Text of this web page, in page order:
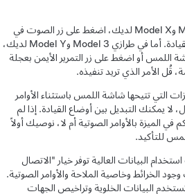
لبدء أمر صوتي في طرازي Model S وModel X لديك، اضغط على زر الصوت في
الجانب الأيمن العلوي من عجلة القيادة. أما في طرازي Model 3 وModel Y لديك،
اللمس أو اضغط على زر التمرير الأيمن بعجلة
قُل الأمر الذي تريد تنفيذه.
التي تتيحها شاشة اللمس باستثناء الأوامر
لا يمكنك التبديل بين أوضاع القيادة. إذا لم
في الميزة بالأوامر الصوتية أم لا، نوصيك أولاً
للتأكيد.
البيانات العالية توفر خيار "الاتصال
الخرائط وخاصية الملاحة والأوامر الصوتية.
البيانات الخلوية وتراخيص الجهات